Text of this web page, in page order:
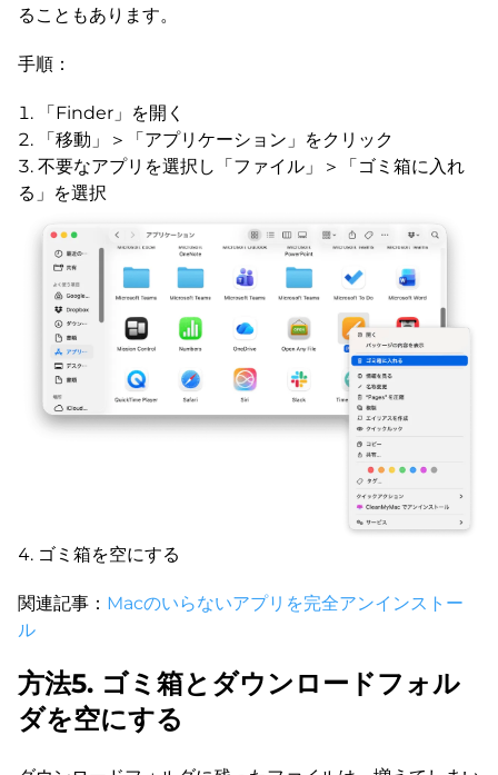
ることもあります。
手順：
「Finder」を開く
「移動」＞「アプリケーション」をクリック
不要なアプリを選択し「ファイル」＞「ゴミ箱に入れ
る」を選択
ゴミ箱を空にする
関連記事： Macのいらないアプリを完全アンインストー
ル
方法5. ゴミ箱とダウンロードフォル
ダを空にする